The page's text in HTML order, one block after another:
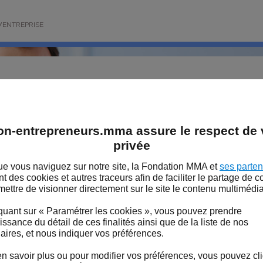
FONDATION MMA
DE LA FONDATION MMA
entrepreneurs sont
sont optimistes pour le
à la hausse du nombre de clients et
la majorité d’entre eux.
petites entreprises françaises profitent du rebond de la
étude réalisée par Hiscox, 62 % des entreprises françaises
chiffre d’affaires en 2017 et 69 % ont vu leur nombre de
de carnets de commandes qui est passé de 58 à 63 %
entrepreneurs.mma assure le respect de
privée
vous naviguez sur notre site, la Fondation MMA etses
des cookies et autres traceurs afin de faciliter le partage de
de visionner directement sur le site le contenu
sur « Paramétrer les cookies », vous pouvez prendre
du détail de ces finalités ainsi que de la liste de nos
et nous indiquer vos préférences.
savoir plus ou pour modifier vos préférences, vous pouvez